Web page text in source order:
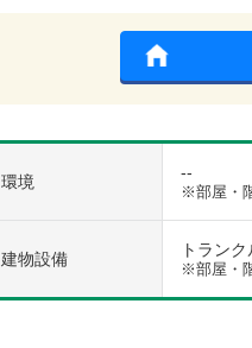
環境 --
※部屋・
建物設備 トラン
※部屋・